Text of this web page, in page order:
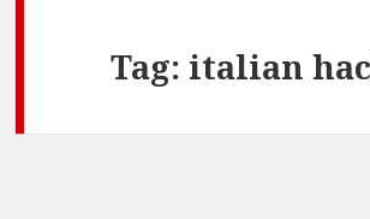
Tag: italian